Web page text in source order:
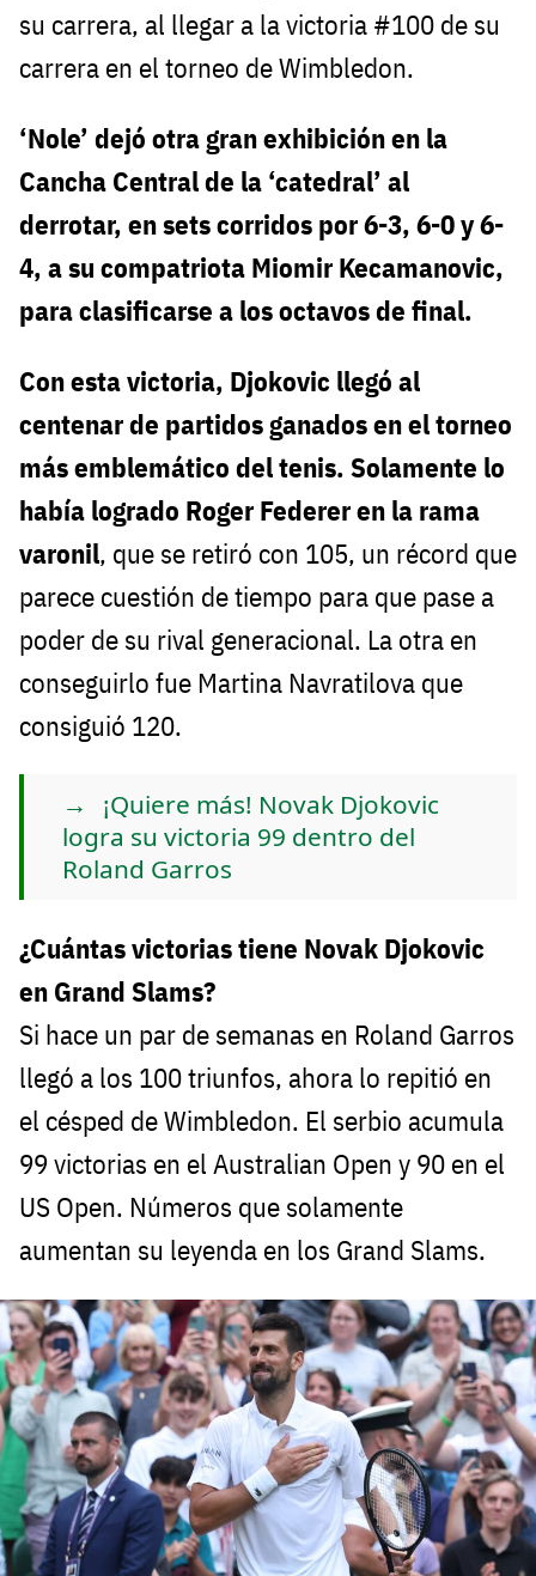
su carrera, al llegar a la victoria #100 de su
carrera en el torneo de Wimbledon.
‘Nole’ dejó otra gran exhibición en la
Cancha Central de la ‘catedral’ al
derrotar, en sets corridos por 6-3, 6-0 y 6-
4, a su compatriota Miomir Kecamanovic,
para clasificarse a los octavos de final.
Con esta victoria, Djokovic llegó al
centenar de partidos ganados en el torneo
más emblemático del tenis. Solamente lo
había logrado Roger Federer en la rama
varonil, que se retiró con 105, un récord que
parece cuestión de tiempo para que pase a
poder de su rival generacional. La otra en
conseguirlo fue Martina Navratilova que
consiguió 120.
¡Quiere más! Novak Djokovic
logra su victoria 99 dentro del
Roland Garros
¿Cuántas victorias tiene Novak Djokovic
en Grand Slams?
Si hace un par de semanas en Roland Garros
llegó a los 100 triunfos, ahora lo repitió en
el césped de Wimbledon. El serbio acumula
99 victorias en el Australian Open y 90 en el
US Open. Números que solamente
aumentan su leyenda en los Grand Slams.